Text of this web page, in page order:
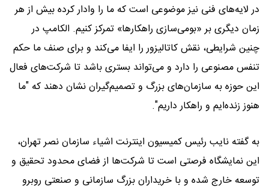
در لایه‌های فنی نیز موضوعی است که ما را وادار کرده بیش از هر
زمان دیگری بر «بومی‌سازی راهکارها» تمرکز کنیم. الکامپ در
چنین شرایطی، نقش کاتالیزور را ایفا می‌کند و برای صنف ما حکم
تنفس مصنوعی را دارد و می‌تواند بستری باشد تا شرکت‌های فعال
این حوزه به سازمان‌های بزرگ و تصمیم‌گیران نشان دهند که "ما
هنوز زنده‌ایم و راهکار داریم".
به گفته نایب رئیس کمیسیون اینترنت اشیاء سازمان نصر تهران،
این نمایشگاه فرصتی است تا شرکت‌ها از فضای محدود تحقیق و
توسعه خارج شده و با خریداران بزرگ سازمانی و صنعتی روبرو